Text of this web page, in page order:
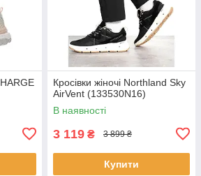
Кросівки жіночі Northland Sky
AirVent (133530N16)
В наявності
3 119 ₴ 3 899 ₴
Купити